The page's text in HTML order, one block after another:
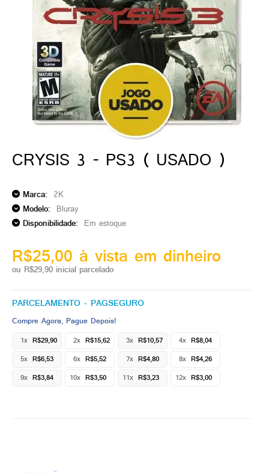
CRYSIS 3 - PS3 ( USADO )
Marca: 2K
Modelo: Bluray
Disponibilidade: Em estoque
R$25,00 à vista em dinheiro
ou R$29,90 inicial parcelado
PARCELAMENTO - PAGSEGURO
Compre Agora, Pague Depois!
1x R$29,90 2x R$15,62 3x R$10,57 4x R$8,04
5x R$6,53 6x R$5,52 7x R$4,80 8x R$4,26
9x R$3,84 10x R$3,50 11x R$3,23 12x R$3,00